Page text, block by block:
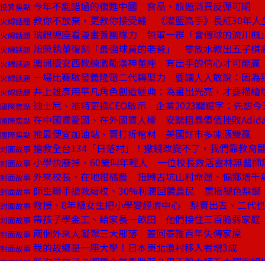
投資焦點 今年不能錯過的復甦中國 食品、旅遊消費反彈可期
火線話題 教你不放棄，更教你接受輸 《灌籃高手》長紅30年人
火線話題 瑞銀總座看漫畫養團隊力 領軍一群「會傳球的流川楓」
火線話題 旭榮執董復刻「最強球員的老爸」 零放水教出五子棋
火線話題 澳洲版安西教練激勵漢神董座 有出手的信心才可能贏
火線話題 一場比賽啟發義隆電二代轉型力 要讓人人敢說：因為
火線話題 井上雄彥用平凡角色創造經典：為畫出光亮，才要描繪
國際焦點 迪士尼、推特更換CEO啟示 企業2023關鍵字：先想今
國際焦點 在中國賣愛國、在外國賣人權 安踏粗暴價值挫敗
國際焦點 推最便宜加油站、賣打折棺材 美國好市多凍漲雙贏
封面故事 搶救全台134「日落村」！撒錢改變不了，我們靠教育
封面故事 小學快廢掉、60歲叫年輕人 一位校長救活雲林無醫師
封面故事 外來校長、在地柑橘農 扭轉古坑山村命運、偏鄉增千
封面故事 師生聯手搶救廢校、30%利潤回饋農民 重振褪色梨鄉
封面故事 教授、8年級女生把小學變經濟中心 梨賣出去、二代
封面故事 帶孩子學金工、給家長一畝田 他們接住三百脆弱家庭
封面故事 兩個外來人凝聚三大部落 蓋回泰雅百年失傳家屋
封面故事 我的故鄉是一座大學！日本東北漁村移入者增3成